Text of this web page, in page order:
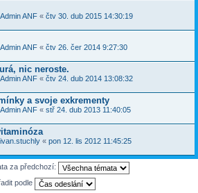
Admin ANF « čtv 30. dub 2015 14:30:19
Admin ANF « čtv 26. čer 2014 9:27:30
nic neroste.
Admin ANF « čtv 24. dub 2014 13:08:32
a svoje exkrementy
Admin ANF « stř 24. dub 2013 11:40:05
ivan.stuchly « pon 12. lis 2012 11:45:25
za předchozí:
podle